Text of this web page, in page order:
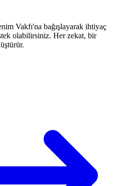
Vakfı'na bağışlayarak ihtiyaç
olabilirsiniz. Her zekat, bir